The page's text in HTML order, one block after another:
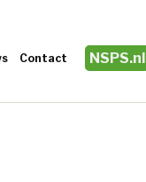
Contact NSPS.nl